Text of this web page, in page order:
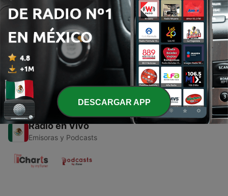
Episodios
1 - Musica de los 90'
09 jul. 2021
Radio en Vivo
Emisoras y Podcasts
DESCARGAR APP